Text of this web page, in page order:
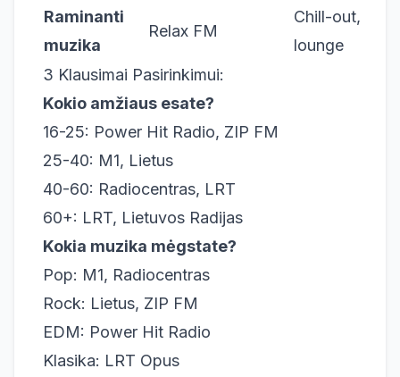
Raminanti
muzika
Relax FM
Chill-out,
lounge
3 Klausimai Pasirinkimui:
Kokio amžiaus esate?
16-25: Power Hit Radio, ZIP FM
25-40: M1, Lietus
40-60: Radiocentras, LRT
60+: LRT, Lietuvos Radijas
Kokia muzika mėgstate?
Pop: M1, Radiocentras
Rock: Lietus, ZIP FM
EDM: Power Hit Radio
Klasika: LRT Opus